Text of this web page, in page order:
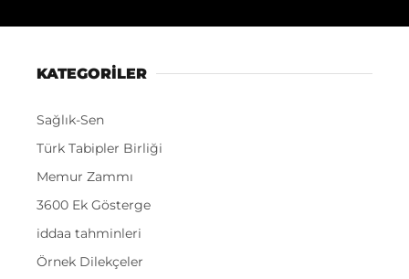
KATEGORİLER
Sağlık-Sen
Türk Tabipler Birliği
Memur Zammı
3600 Ek Gösterge
iddaa tahminleri
Örnek Dilekçeler